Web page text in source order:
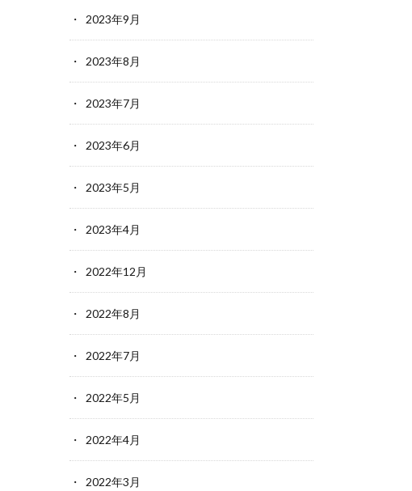
2023年9月
2023年8月
2023年7月
2023年6月
2023年5月
2023年4月
2022年12月
2022年8月
2022年7月
2022年5月
2022年4月
2022年3月